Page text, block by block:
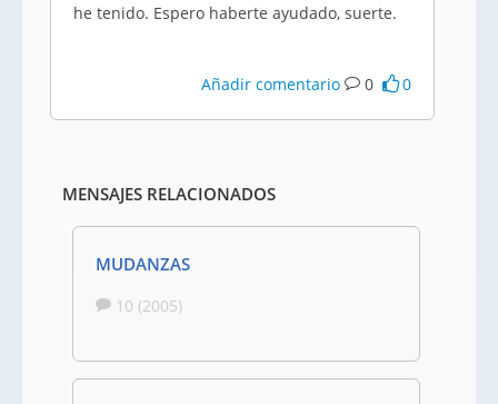
he tenido. Espero haberte ayudado, suerte.
Añadir comentario 0 0
MENSAJES RELACIONADOS
MUDANZAS
10 (2005)